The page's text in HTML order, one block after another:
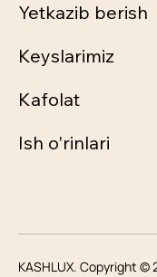
Yetkazib berish
Keyslarimiz
Kafolat
Ish o'rinlari
KASHLUX. Copyright ©